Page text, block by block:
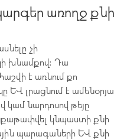
առողջ քնի
չի
խնամքով: Դա
է առնում քո
և լրացնում է ամենօրյա
կամ նարդոսով թեյը
կնպաստի քնի
պարագաների և քնի